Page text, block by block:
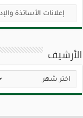
تصنيفات
الأرشيف
الأرشيف